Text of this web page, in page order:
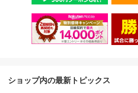
ショップ内の最新トピックス